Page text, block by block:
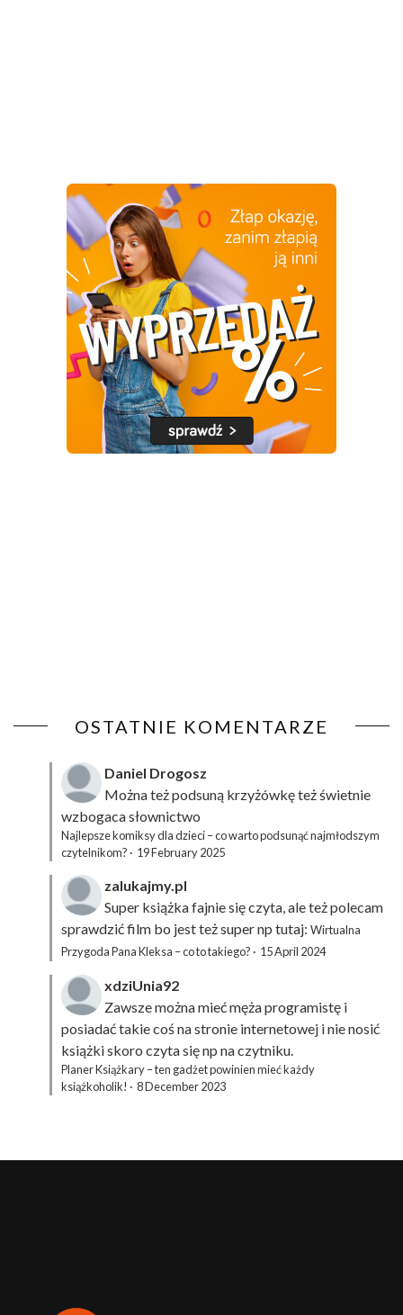
OSTATNIE KOMENTARZE
Daniel Drogosz
Można też podsuną krzyżówkęteż świetnie
wzbogaca słownictwo
Najlepsze komiksy dla dzieci – co warto podsunąć najmłodszym
czytelnikom? · 19 February 2025
zalukajmy.pl
Super książka fajnie się czyta, ale też polecam
sprawdzić film bo jest też super np tutaj: Wirtualna
Przygoda Pana Kleksa – co to takiego? · 15 April 2024
xdziUnia92
Zawsze można mieć męża programistę i
posiadać takie coś na stronie internetowej i nie nosić
książki skoro czyta się np na czytniku.
Planer Książkary – ten gadżet powinien mieć każdy
książkoholik! · 8 December 2023